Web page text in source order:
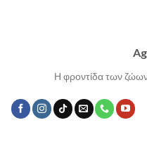
Η φροντίδα των